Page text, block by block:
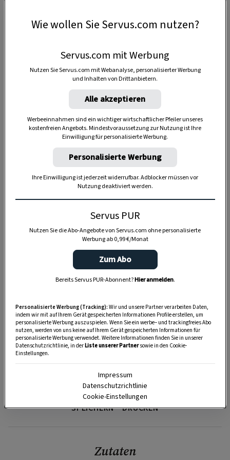
Anzeige
SPEICHERN DRUCKEN
Zutaten
Wie wollen Sie Servus.com nutzen?
Servus.com mit Werbung
Nutzen Sie Servus.com mit Webanalyse, personalisierter Werbung
und Inhalten von Drittanbietern.
Alle akzeptieren
Werbeeinnahmen sind ein wichtiger wirtschaftlicher Pfeiler unseres
kostenfreien Angebots. Mindestvoraussetzung zur Nutzung ist Ihre
Einwilligung für personalisierte Werbung.
Personalisierte Werbung
Ihre Einwilligung ist jederzeit widerrufbar. Adblocker müssen vor
Nutzung deaktiviert werden.
Servus PUR
Nutzen Sie die Abo-Angebote von Servus.com ohne personalisierte
Werbung ab 0,99 €/Monat
Zum Abo
Bereits Servus PUR-Abonnent?Hier anmelden.
Personalisierte Werbung (Tracking): Wir und unsere Partner verarbeiten Daten,
indem wir mit auf Ihrem Gerät gespeicherten Informationen Profile erstellen, um
personalisierte Werbung auszuspielen. Wenn Sie ein werbe– und trackingfreies Abo
nutzen, werden von uns keine auf Ihrem Gerät gespeicherten Informationen für
personalisierte Werbung verwendet. Weitere Informationen finden Sie in unserer
Datenschutzrichtlinie, in derListe unserer Partnersowie in den Cookie-
Einstellungen.
Impressum
Datenschutzrichtlinie
Cookie-Einstellungen